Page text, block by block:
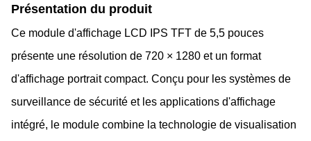
Présentation du produit
Ce module d'affichage LCD IPS TFT de 5,5 pouces
présente une résolution de 720 × 1280 et un format
d'affichage portrait compact. Conçu pour les systèmes de
surveillance de sécurité et les applications d'affichage
intégré, le module combine la technologie de visualisation